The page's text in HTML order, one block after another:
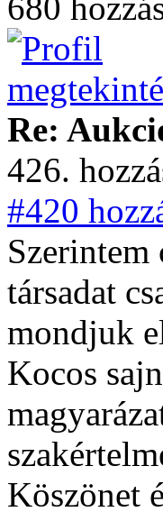
Re:
426.
#420
Szerintem
társadat
mondjuk
Kocos
Köszönet